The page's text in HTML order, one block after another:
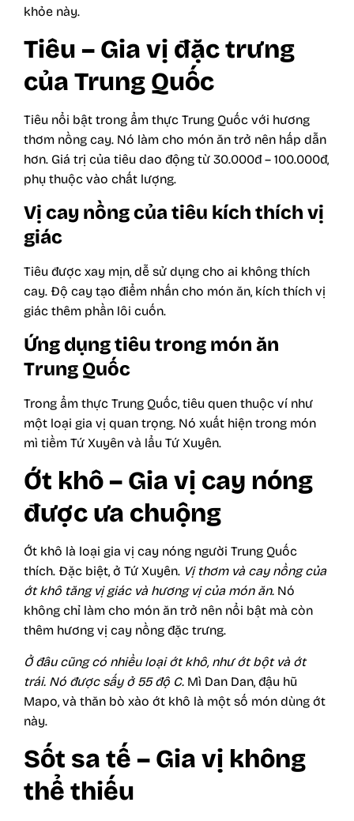
khỏe này.
Tiêu – Gia vị đặc trưng
của Trung Quốc
Tiêu nổi bật trong ẩm thực Trung Quốc với hương
thơm nồng cay. Nó làm cho món ăn trở nên hấp dẫn
hơn. Giá trị của tiêu dao động từ 30.000đ – 100.000đ,
phụ thuộc vào chất lượng.
Vị cay nồng của tiêu kích thích vị
giác
Tiêu được xay mịn, dễ sử dụng cho ai không thích
cay. Độ cay tạo điểm nhấn cho món ăn, kích thích vị
giác thêm phần lôi cuốn.
Ứng dụng tiêu trong món ăn
Trung Quốc
Trong ẩm thực Trung Quốc, tiêu quen thuộc ví như
một loại gia vị quan trọng. Nó xuất hiện trong món
mì tiềm Tứ Xuyên và lẩu Tứ Xuyên.
Ớt khô – Gia vị cay nóng
được ưa chuộng
Ớt khô là loại gia vị cay nóng người Trung Quốc
thích. Đặc biệt, ở Tứ Xuyên. Vị thơm và cay nồng của
ớt khô tăng vị giác và hương vị của món ăn. Nó
không chỉ làm cho món ăn trở nên nổi bật mà còn
thêm hương vị cay nồng đặc trưng.
Ở đâu cũng có nhiều loại ớt khô, như ớt bột và ớt
trái. Nó được sấy ở 55 độ C. Mì Dan Dan, đậu hũ
Mapo, và thăn bò xào ớt khô là một số món dùng ớt
này.
Sốt sa tế – Gia vị không
thể thiếu